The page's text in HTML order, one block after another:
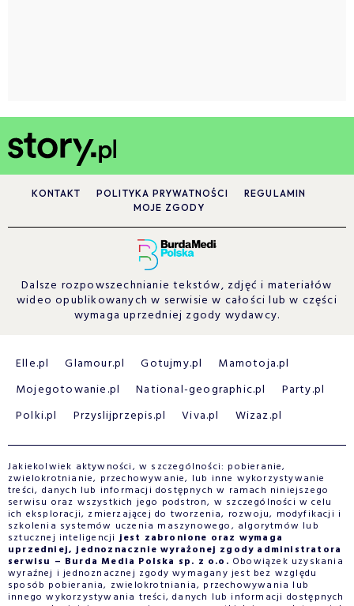
KONTAKT POLITYKA PRYWATNOŚCI
REGULAMIN
MOJE ZGODY
Dalsze rozpowszechnianie tekstów, zdjęć i materiałów
wideo opublikowanych w serwisie w całości lub w części
wymaga uprzedniej zgody wydawcy.
Elle.pl Glamour.pl Gotujmy.pl
Mamotoja.pl
Mojegotowanie.pl
National-geographic.pl
Party.pl
Polki.pl
Przyslijprzepis.pl Viva.pl Wizaz.pl
Jakiekolwiek aktywności, w szczególności: pobieranie,
zwielokrotnianie, przechowywanie, lub inne wykorzystywanie
treści, danych lub informacji dostępnych w ramach niniejszego
serwisu oraz wszystkich jego podstron, w szczególności w celu
ich eksploracji, zmierzającej do tworzenia, rozwoju, modyfikacji i
szkolenia systemów uczenia maszynowego, algorytmów lub
sztucznej inteligencjijest zabronione oraz wymaga
uprzedniej, jednoznacznie wyrażonej zgody administratora
serwisu – Burda Media Polska sp. z o.o. Obowiązek uzyskania
wyraźnej i jednoznacznej zgody wymagany jest bez względu
sposób pobierania, zwielokrotniania, przechowywania lub
innego wykorzystywania treści, danych lub informacji dostępnych